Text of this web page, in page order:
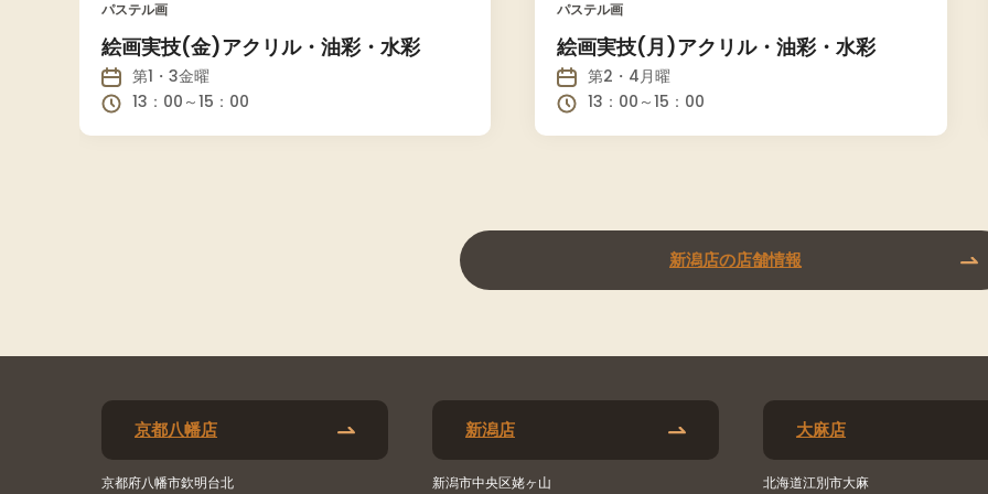
パステル画
絵画実技(金)アクリル・油彩・水彩
第1・3金曜
13：00～15：00
パステル画
絵画実技(月)アクリル・油彩・水彩
第2・4月曜
13：00～15：00
新潟店の店舗情報
京都八幡店
京都府八幡市欽明台北
新潟店
新潟市中央区姥ヶ山
大麻店
北海道江別市大麻